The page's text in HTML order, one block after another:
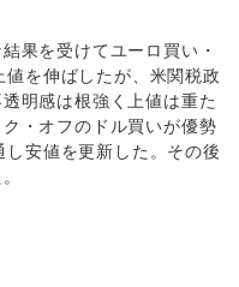
果を受けてユーロ買い・
を伸ばしたが、米関税政
明感は根強く上値は重た
・オフのドル買いが優勢
安値を更新した。その後